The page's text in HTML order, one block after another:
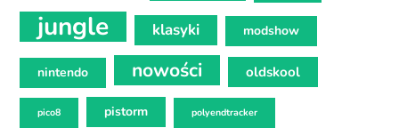
jungle klasyki modshow
nintendo nowości oldskool
pico8 pistorm polyendtracker